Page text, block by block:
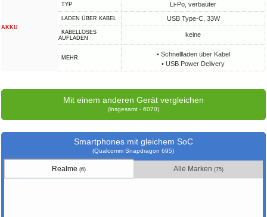
AKKU
TYP Li-Po, verbauter
LADEN ÜBER KABEL USB Type-C, 33W
KABELLOSES
AUFLADEN
keine
MEHR
• Schnellladen über Kabel
• USB Power Delivery
Mit einem anderen Gerät vergleichen
(insgesamt - 6070)
Smartphones mit gleichem SoC
(Qualcomm Snapdragon 695)
Realme(6) Alle Marken (75)